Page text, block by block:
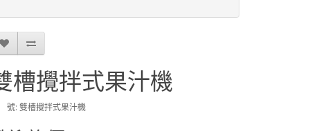
槽攪拌式果汁機
: 雙槽攪拌式果汁機